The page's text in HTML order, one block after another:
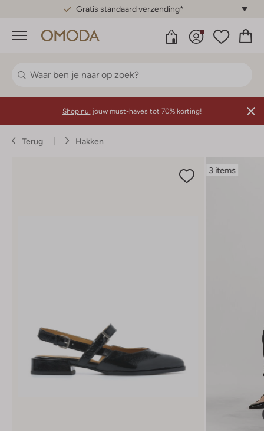
Gratis standaard verzending*
Menu
Shop nu: jouw must-haves tot 70% korting!
Terug Hakken
3 items